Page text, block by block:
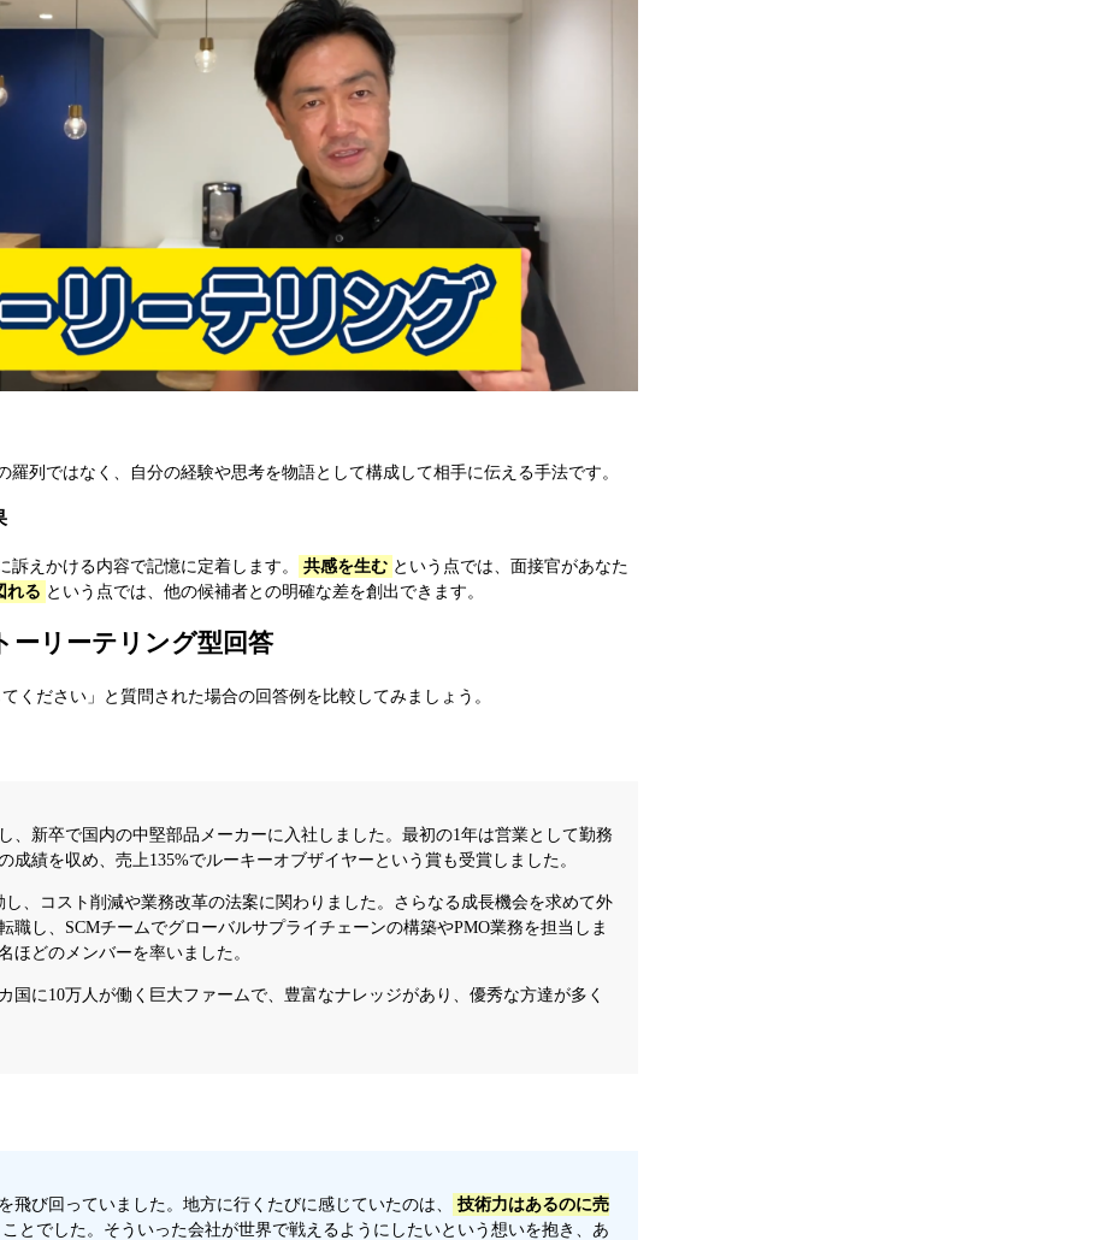
羅列ではなく、自分の経験や思考を物語として構成して相手に伝える手法です。
訴えかける内容で記憶に定着します。 共感を生む という点では、面接官があなた
れる という点では、他の候補者との明確な差を創出できます。
ーリーテリング型回答
ください」と質問された場合の回答例を比較してみましょう。
、新卒で国内の中堅部品メーカーに入社しました。最初の1年は営業として勤務
成績を収め、売上135%でルーキーオブザイヤーという賞も受賞しました。
、コスト削減や業務改革の法案に関わりました。さらなる成長機会を求めて外
職し、SCMチームでグローバルサプライチェーンの構築やPMO業務を担当しま
ほどのメンバーを率いました。
国に10万人が働く巨大ファームで、豊富なナレッジがあり、優秀な方達が多く
飛び回っていました。地方に行くたびに感じていたのは、
技術力はあるのに売
ことでした。そういった会社が世界で戦えるようにしたいという想いを抱き、あ